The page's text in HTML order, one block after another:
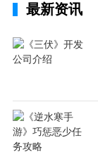
最新资讯